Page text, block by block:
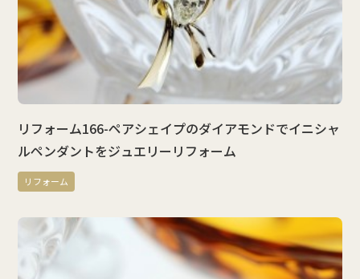
リフォーム166-ペアシェイプのダイアモンドでイニシャ
ルペンダントをジュエリーリフォーム
リフォーム